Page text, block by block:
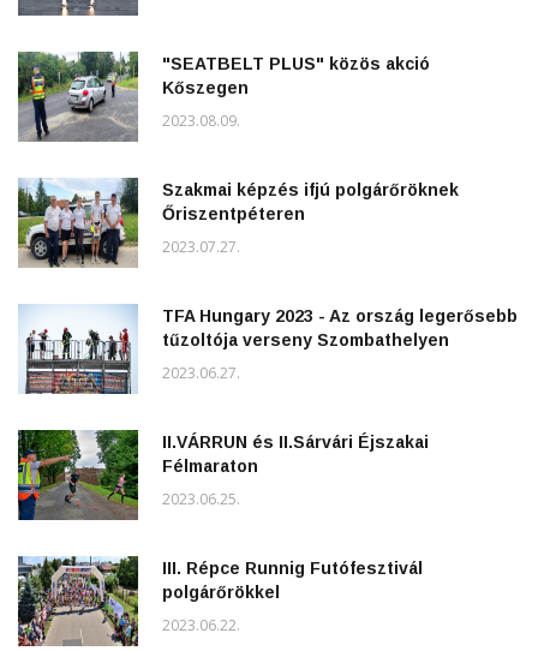
"SEATBELT PLUS" közös akció
Kőszegen
2023.08.09.
Szakmai képzés ifjú polgárőröknek
Őriszentpéteren
2023.07.27.
TFA Hungary 2023 - Az ország legerősebb
tűzoltója verseny Szombathelyen
2023.06.27.
II.VÁRRUN és II.Sárvári Éjszakai
Félmaraton
2023.06.25.
III. Répce Runnig Futófesztivál
polgárőrökkel
2023.06.22.